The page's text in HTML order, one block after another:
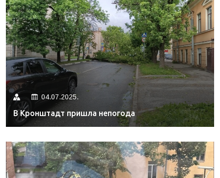
04.07.2025.
В Кронштадт пришла непогода